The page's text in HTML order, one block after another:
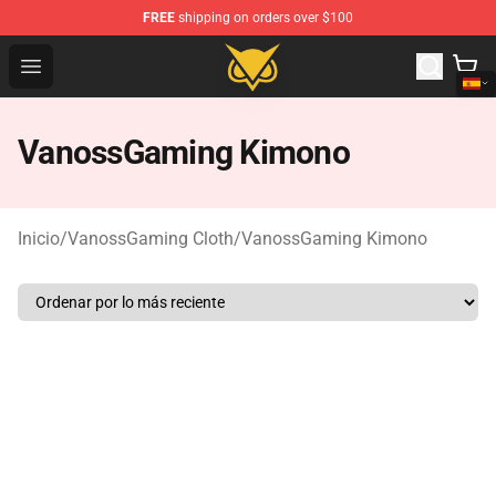
FREE shipping on orders over $100
Open menu
Vanossgaming Store - Official Vanossgaming
VanossGaming Kimono
Inicio/VanossGaming Cloth/VanossGaming Kimono